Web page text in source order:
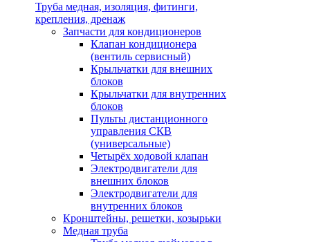
Труба медная, изоляция, фитинги,
крепления, дренаж
Запчасти для кондиционеров
Клапан кондиционера
(вентиль сервисный)
Крыльчатки для внешних
блоков
Крыльчатки для внутренних
блоков
Пульты дистанционного
управления СКВ
(универсальные)
Четырёх ходовой клапан
Электродвигатели для
внешних блоков
Электродвигатели для
внутренних блоков
Кронштейны, решетки, козырьки
Медная труба